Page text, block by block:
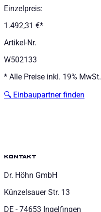
Einzelpreis:
1.492,31 €*
Artikel-Nr.
W502133
* Alle Preise inkl. 19% MwSt.
🔍 Einbaupartner finden
kontakt
Dr. Höhn GmbH
Künzelsauer Str. 13
DE - 74653 Ingelfingen